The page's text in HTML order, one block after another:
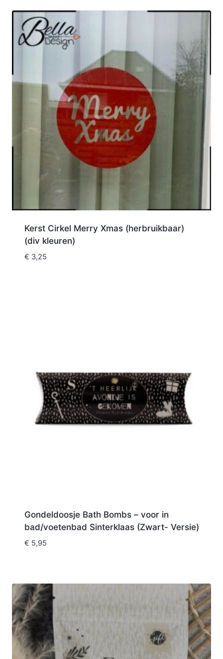
Kerst Cirkel Merry Xmas (herbruikbaar)
(div kleuren)
€ 3,25
Gondeldoosje Bath Bombs – voor in
bad/voetenbad Sinterklaas (Zwart- Versie)
€ 5,95